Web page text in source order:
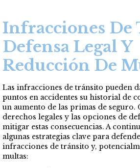
Infracciones De
Defensa Legal Y
Reducción De
Las infracciones de tránsito pueden
puntos en accidentes su historial de
un aumento de las primas de seguro.
derechos legales y las opciones de
mitigar estas consecuencias. A
algunas estrategias clave para
infracciones de tránsito y,
multas: